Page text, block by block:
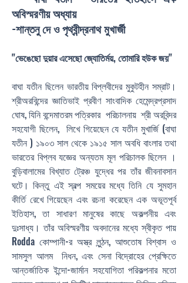
অবিস্মরণীয় অধ্যায়
-শান্তনু দে ও পৃথ্বীন্দ্রনাথ মুখার্জী
"ভেঙেছো দুয়ার এসেছো জ্যোতির্ময়, তোমারি হউক জয়"
বাঘা যতীন ছিলেন ভারতীয় বিপ্লবীদের মুকুটহীন সম্রাট।
শ্রীঅরবিন্দের জ্ঞাতিভাই প্রবীণ সাংবাদিক হেমেন্দ্রপ্রসাদ
ঘোষ, যিনি বন্দেমাতরম পত্রিকার পরিচালনায় শ্রী অরবিন্দর
সহযোগী ছিলেন, লিখে গিয়েছেন যে যতীন মুখার্জি (বাঘা
যতীন ) ১৯০৩ সাল থেকে ১৯১৫ সাল অবধি বাংলার তথা
ভারতের বিপ্লব যজ্ঞের অন্যতম মূল পরিচালক ছিলেন ।
বুড়িবালামের বিখ্যাত ট্রেঞ্চ যুদ্ধের পর তাঁর জীবনাবসান
ঘটে। কিন্তু এই স্বল্প সময়ের মধ্যে তিনি যে সুমহান
কীর্তি রেখে গিয়েছেন এবং রচনা করেছেন এক অভূতপূর্ব
ইতিহাস, তা সাধারণ মানুষের কাছে অকল্পনীয় এবং
দুঃসাধ্য। তাঁর অবিস্মরণীয় অবদানের মধ্যে স্বীকৃত পায়
Rodda কোম্পানী-র অস্ত্র লুন্ঠন, আশুতোষ বিশ্বাস ও
সামসুল আলম নিধন, এবং সেনা বিদ্রোহের প্রেক্ষিতে
আন্তর্জাতিক ইন্দো-জার্মান সহযোগিতা পরিকল্পনার মতো